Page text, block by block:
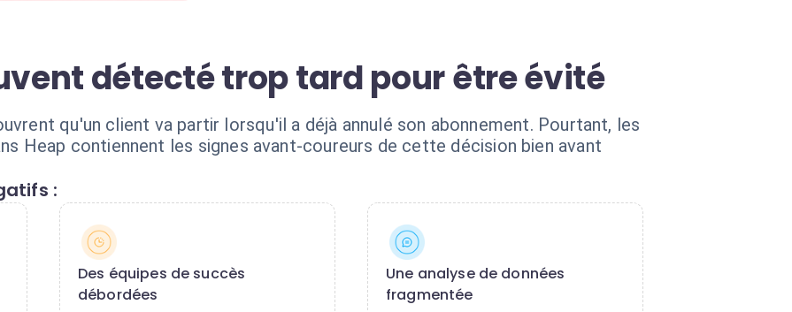
détecté trop tard pour être évité
qu'un client va partir lorsqu'il a déjà annulé son abonnement. Pourtant, les
Heap contiennent les signes avant-coureurs de cette décision bien avant
:
Des équipes de succès
débordées
Une analyse de données
fragmentée